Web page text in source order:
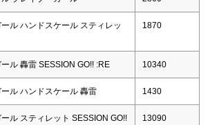
ル ハンドスケール スティレッ
1870
ル 轟雷 SESSION GO!! :RE 10340
ル ハンドスケール 轟雷 1430
ル スティレット SESSION GO!! 13090